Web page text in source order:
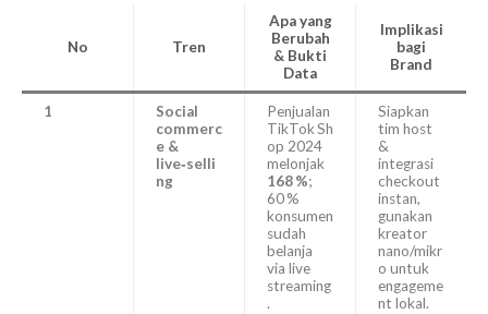
No Tren
Apa yang
Berubah
& Bukti
Data
Implikasi
bagi
Brand
1
Social
commerc
e &
live‑selli
ng
Penjualan
TikTok Sh
op 2024
melonjak
168 %;
60 %
konsumen
sudah
belanja
via live
streaming
.
Siapkan
tim host
&
integrasi
checkout
instan,
gunakan
kreator
nano/mikr
o untuk
engageme
nt lokal.